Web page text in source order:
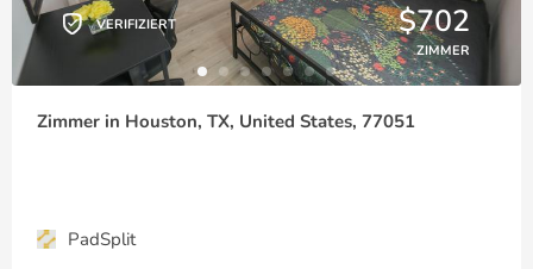
VERIFIZIERT $702
ZIMMER
Zimmer in Houston, TX, United States, 77051
PadSplit